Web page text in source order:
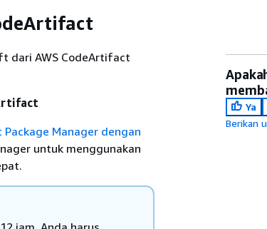
dari AWS CodeArtifact
Manager dengan
untuk menggunakan
Ya
Berikan